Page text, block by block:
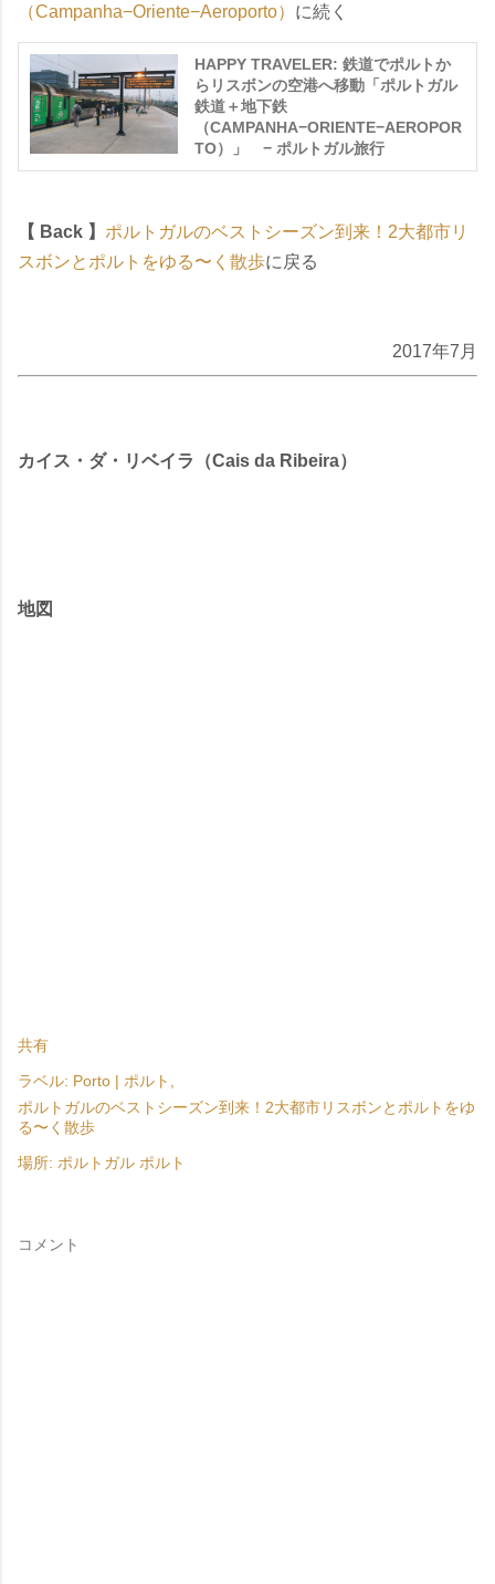
（Campanha−Oriente−Aeroporto） に続く
HAPPY TRAVELER: 鉄道でポルトか
らリスボンの空港へ移動「ポルトガル
鉄道＋地下鉄
（CAMPANHA−ORIENTE−AEROPOR
TO）」 − ポルトガル旅行
【 Back 】 ポルトガルのベストシーズン到来！2大都市リ
スボンとポルトをゆる〜く散歩に戻る
2017年7月
カイス・ダ・リベイラ（Cais da Ribeira）
地図
共有
ラベル: Porto | ポルト
ポルトガルのベストシーズン到来！2大都市リスボンとポルトをゆ
る〜く散歩
場所: ポルトガル ポルト
コメント